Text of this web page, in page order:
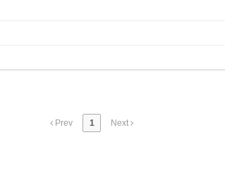
Prev 1 Next